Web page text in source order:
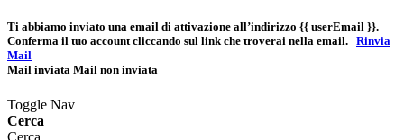
Ti abbiamo inviato una email di attivazione all’indirizzo {{ userEmail }}.
Conferma il tuo account cliccando sul link che troverai nella email. Rinvia
Mail
Mail inviata Mail non inviata
Toggle Nav
Cerca